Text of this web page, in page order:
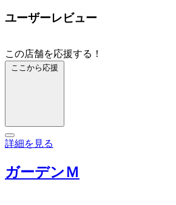
ユーザーレビュー
この店舗を応援する！
ここから応援
詳細を見る
ガーデンＭ